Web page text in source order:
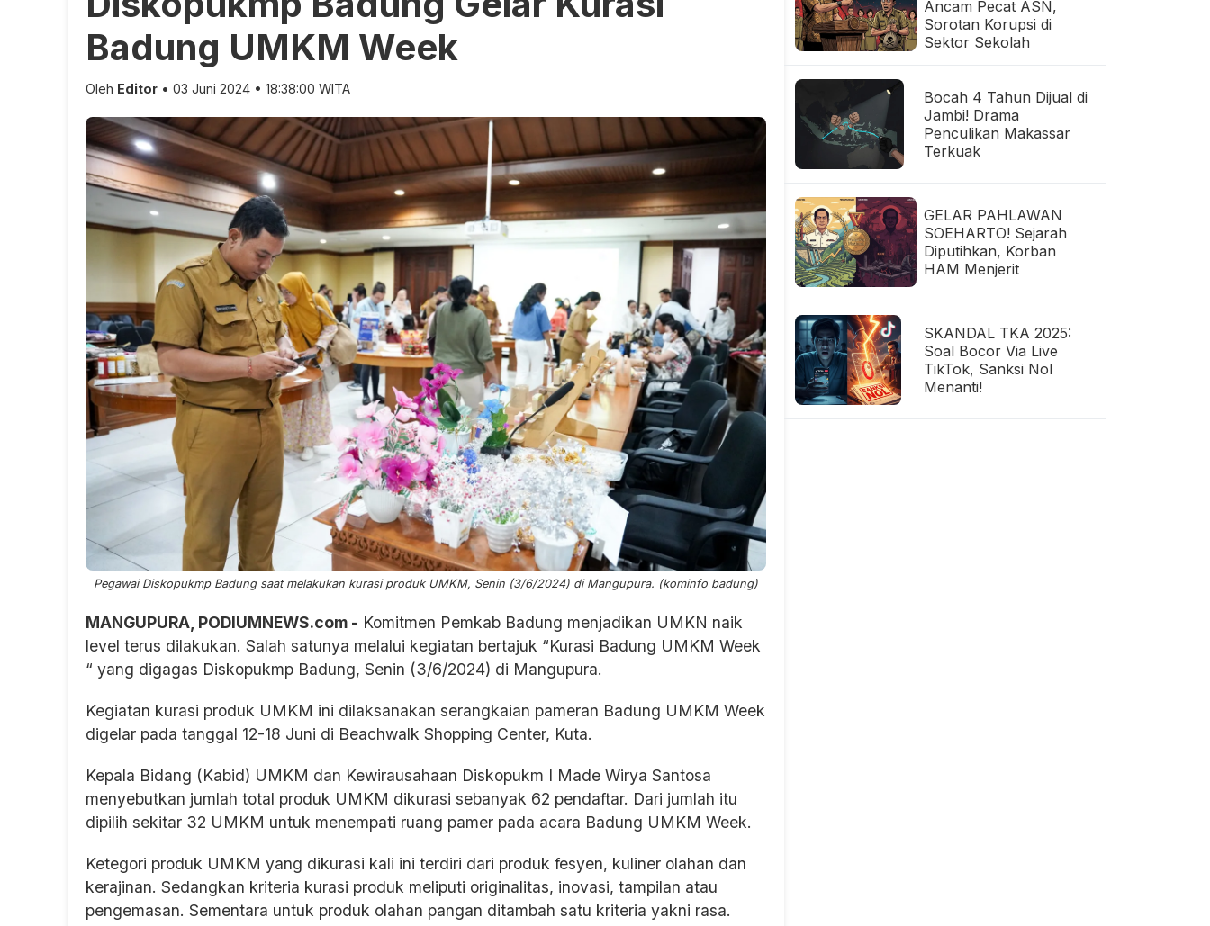
Badung UMKM Week
Oleh Editor • 03 Juni 2024 • 18:38:00 WITA
Pegawai Diskopukmp Badung saat melakukan kurasi produk UMKM, Senin (3/6/2024) di Mangupura. (kominfo badung)
MANGUPURA, PODIUMNEWS.com - Komitmen Pemkab Badung menjadikan UMKN naik
level terus dilakukan. Salah satunya melalui kegiatan bertajuk “Kurasi Badung UMKM Week
“ yang digagas Diskopukmp Badung, Senin (3/6/2024) di Mangupura.
Kegiatan kurasi produk UMKM ini dilaksanakan serangkaian pameran Badung UMKM Week
digelar pada tanggal 12-18 Juni di Beachwalk Shopping Center, Kuta.
Kepala Bidang (Kabid) UMKM dan Kewirausahaan Diskopukm I Made Wirya Santosa
menyebutkan jumlah total produk UMKM dikurasi sebanyak 62 pendaftar. Dari jumlah itu
dipilih sekitar 32 UMKM untuk menempati ruang pamer pada acara Badung UMKM Week.
Ketegori produk UMKM yang dikurasi kali ini terdiri dari produk fesyen, kuliner olahan dan
kerajinan. Sedangkan kriteria kurasi produk meliputi originalitas, inovasi, tampilan atau
pengemasan. Sementara untuk produk olahan pangan ditambah satu kriteria yakni rasa.
Ancam Pecat ASN,
Sorotan Korupsi di
Sektor Sekolah
Bocah 4 Tahun Dijual di
Jambi! Drama
Penculikan Makassar
Terkuak
GELAR PAHLAWAN
SOEHARTO! Sejarah
Diputihkan, Korban
HAM Menjerit
SKANDAL TKA 2025:
Soal Bocor Via Live
TikTok, Sanksi Nol
Menanti!